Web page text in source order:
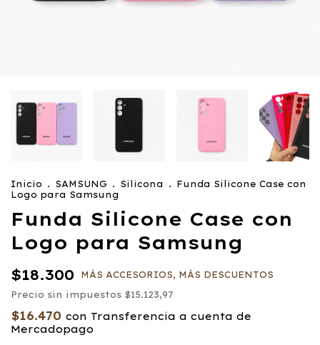
Inicio . SAMSUNG . Silicona . Funda Silicone Case con
Logo para Samsung
Funda Silicone Case con
Logo para Samsung
$18.300
MÁS ACCESORIOS, MÁS DESCUENTOS
Precio sin impuestos $15.123,97
$16.470 con Transferencia a cuenta de
Mercadopago